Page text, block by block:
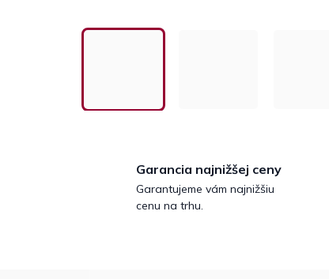
Garancia najnižšej ceny
Garantujeme vám najnižšiu
cenu na trhu.